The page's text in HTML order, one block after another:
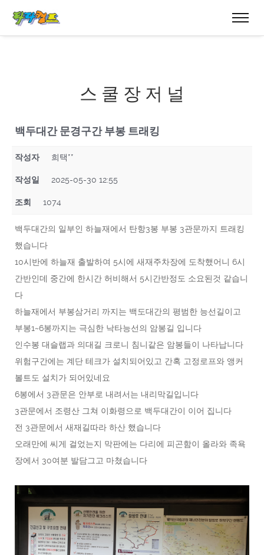
스 쿨 장 저 널
백두대간 문경구간 부봉 트래킹
작성자 희택**
작성일 2025-05-30 12:55
조회 1074
백두대간의 일부인 하늘재에서 탄항3봉 부봉 3관문까지 트래킹
했습니다
10시반에 하늘재 출발하여 5시에 새재주차장에 도착했어니 6시
간반인데 중간에 한시간 허비해서 5시간반정도 소요된것 같습니
다
하늘재에서 부봉삼거리 까지는 백도대간의 평범한 능선길이고
부봉1~6봉까지는 극심한 낙타능선의 암봉길 입니다
인수봉 대슬랩과 의대길 크로니 침니같은 암봉들이 나타납니다
위험구간에는 계단 테크가 설치되어있고 간혹 고정로프와 앵커
볼트도 설치가 되어있네요
6봉에서 3관문은 안부로 내려서는 내리막길입니다
3관문에서 조령산 그쳐 이화령으로 백두대간이 이어 집니다
전 3관문에서 새재길따라 하산 했습니다
오래만에 씨게 걸었는지 막판에는 다리에 피곤함이 올라와 족욕
장에서 30여분 발담그고 마쳤습니다